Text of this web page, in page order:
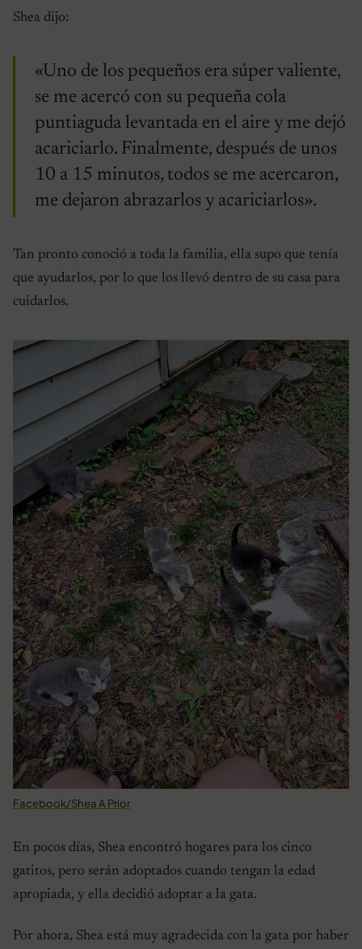
Shea dijo:
«Uno de los pequeños era súper valiente,
se me acercó con su pequeña cola
puntiaguda levantada en el aire y me dejó
acariciarlo. Finalmente, después de unos
10 a 15 minutos, todos se me acercaron,
me dejaron abrazarlos y acariciarlos».
Tan pronto conoció a toda la familia, ella supo que tenía
que ayudarlos, por lo que los llevó dentro de su casa para
cuidarlos.
Facebook/Shea A Prior
En pocos días, Shea encontró hogares para los cinco
gatitos, pero serán adoptados cuando tengan la edad
apropiada, y ella decidió adoptar a la gata.
Por ahora, Shea está muy agradecida con la gata por haber